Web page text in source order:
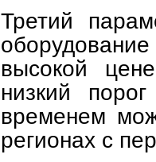
Третий
высокой
низкий
временем
регионах с